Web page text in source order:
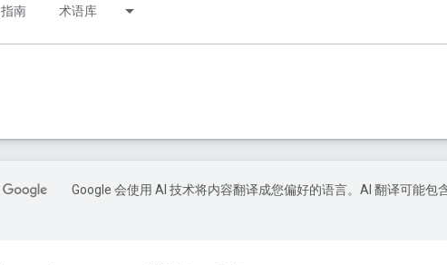
指南 术语库
Google 会使用 AI 技术将内容翻译成您偏好的语言。AI 翻译可能包